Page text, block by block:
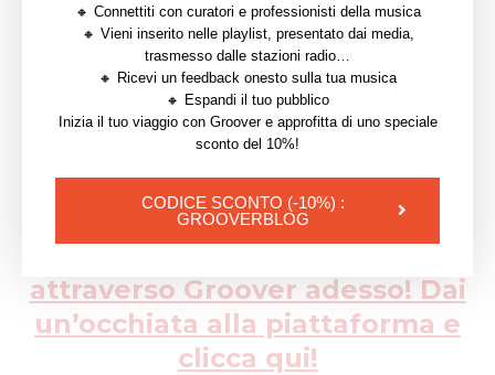
nostra musica. Può essere una buona occasione per
farsi conoscere senza passare per molteplici, a volte
fastidiosi, intermediari.
Collegati con centinaia di
attraverso Groover adesso! Dai
un’occhiata alla piattaforma e
clicca qui!
🔸 Connettiti con curatori e professionisti della musica
🔸 Vieni inserito nelle playlist, presentato dai media,
trasmesso dalle stazioni radio…
🔸 Ricevi un feedback onesto sulla tua musica
🔸 Espandi il tuo pubblico
Inizia il tuo viaggio con Groover e approfitta di uno speciale
sconto del 10%!
CODICE SCONTO (-10%) :
GROOVERBLOG